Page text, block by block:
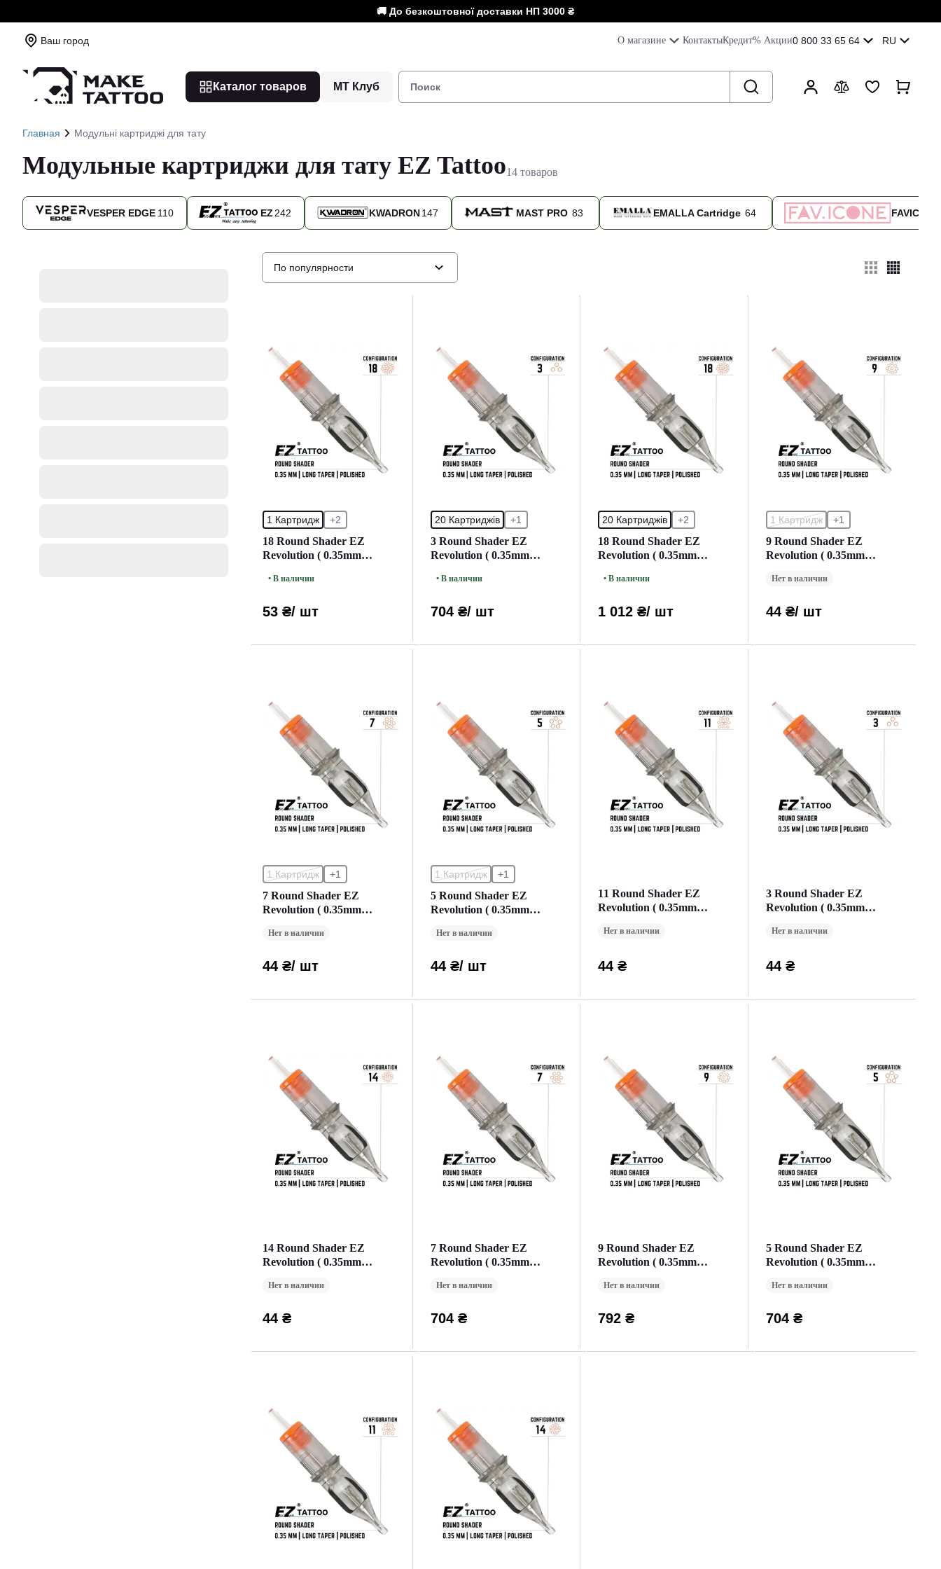
🚚 До безкоштовної доставки НП 3000 ₴
Ваш город О магазине КонтактыКредит% Акции0 800 33 65 64 RU
Каталог товаров МТ Клуб
Главная Модульні картриджі для тату
Модульные картриджи для тату EZ Tattoo14 товаров
VESPER EDGE 110 EZ 242 KWADRON147 MAST PRO 83 EMALLA Cartridge 64 FAVICON
По популярности
1 Картридж +2
18 Round Shader EZ
Revolution ( 0.35mm
• В наличии
53 ₴/ шт
20 Картриджів +1
3 Round Shader EZ
Revolution ( 0.35mm
(Упаковка))
• В наличии
704 ₴/ шт
20 Картриджів +2
18 Round Shader EZ
Revolution ( 0.35mm
(Упаковка))
• В наличии
1 012 ₴/ шт
1 Картридж +1
9 Round Shader EZ
Revolution ( 0.35mm
Нет в наличии
44 ₴/ шт
1 Картридж +1
7 Round Shader EZ
Revolution ( 0.35mm
Нет в наличии
44 ₴/ шт
1 Картридж +1
5 Round Shader EZ
Revolution ( 0.35mm
Нет в наличии
44 ₴/ шт
11 Round Shader EZ
Revolution ( 0.35mm
Нет в наличии
44 ₴
3 Round Shader EZ
Revolution ( 0.35mm
Нет в наличии
44 ₴
14 Round Shader EZ
Revolution ( 0.35mm
Нет в наличии
44 ₴
7 Round Shader EZ
Revolution ( 0.35mm
(Упаковка))
Нет в наличии
704 ₴
9 Round Shader EZ
Revolution ( 0.35mm
(Упаковка))
Нет в наличии
792 ₴
5 Round Shader EZ
Revolution ( 0.35mm
(Упаковка))
Нет в наличии
704 ₴